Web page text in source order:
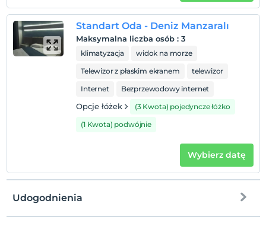
Po 14:00
Wymeldować się
Przed 12:00
Zwierzęta
Zwierzęta niedozwolone
Zakaz palenia w pokoju
1 dzieci w wieku poniżej 6 jest/jest bezpłatne za pokój
Standart Oda - Deniz Manzaralı
Maksymalna liczba osób : 3
klimatyzacja
widok na morze
Telewizor z płaskim ekranem
telewizor
Internet
Bezprzewodowy internet
Opcje łóżek
(3 Kwota) pojedyncze łóżko
(1 Kwota) podwójnie
Wybierz datę
Udogodnienia